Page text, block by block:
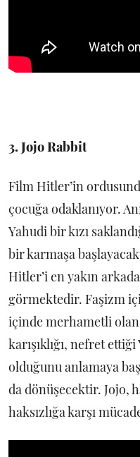
3. Jojo Rabbit
Film Hitler’in
çocuğa odaklanıyor.
Yahudi bir kızı
bir karmaşa
Hitler’i en yakın
görmektedir. Faşizm
içinde merhametli olan
karışıklığı, nefret
olduğunu anlamaya
da dönüşecektir. Jojo,
haksızlığa karşı